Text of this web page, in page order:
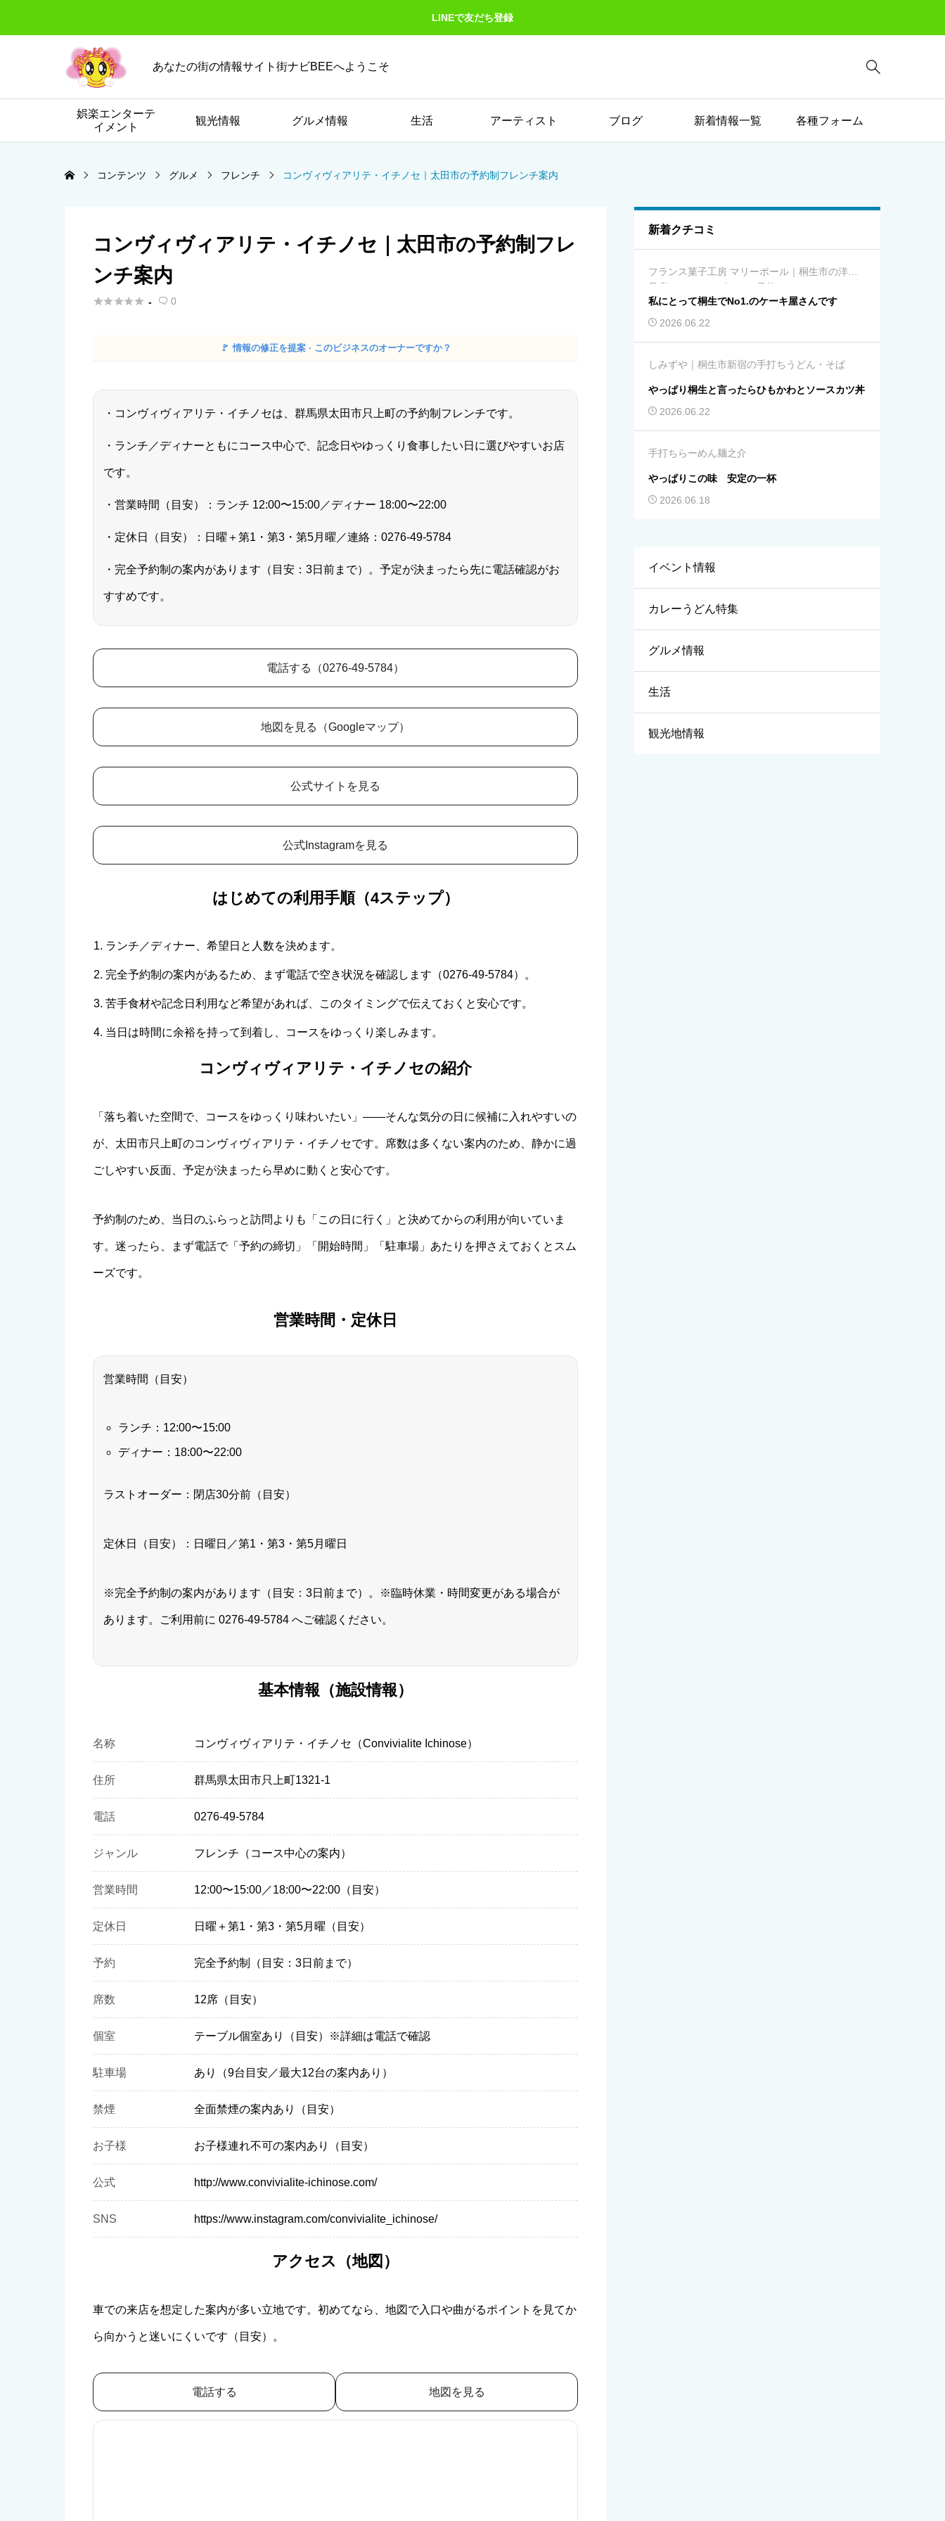
LINEで友だち登録
あなたの街の情報サイト街ナビBEEへようこそ 
娯楽エンターテ
イメント
観光情報 グルメ情報 生活 アーティスト ブログ 新着情報一覧 各種フォーム
コンテンツ グルメ フレンチ コンヴィヴィアリテ・イチノセ｜太田市の予約制フレンチ案内
コンヴィヴィアリテ・イチノセ｜太田市の予約制フレ
ンチ案内
 -  0
🚩 情報の修正を提案 · このビジネスのオーナーですか？
・コンヴィヴィアリテ・イチノセは、群馬県太田市只上町の予約制フレンチです。
・ランチ／ディナーともにコース中心で、記念日やゆっくり食事したい日に選びやすいお店
です。
・営業時間（目安）：ランチ 12:00〜15:00／ディナー 18:00〜22:00
・定休日（目安）：日曜＋第1・第3・第5月曜／連絡：0276-49-5784
・完全予約制の案内があります（目安：3日前まで）。予定が決まったら先に電話確認がお
すすめです。
電話する（0276-49-5784）
地図を見る（Googleマップ）
公式サイトを見る
公式Instagramを見る
はじめての利用手順（4ステップ）
ランチ／ディナー、希望日と人数を決めます。
完全予約制の案内があるため、まず電話で空き状況を確認します（0276-49-5784）。
苦手食材や記念日利用など希望があれば、このタイミングで伝えておくと安心です。
当日は時間に余裕を持って到着し、コースをゆっくり楽しみます。
コンヴィヴィアリテ・イチノセの紹介
「落ち着いた空間で、コースをゆっくり味わいたい」――そんな気分の日に候補に入れやすいの
が、太田市只上町のコンヴィヴィアリテ・イチノセです。席数は多くない案内のため、静かに過
ごしやすい反面、予定が決まったら早めに動くと安心です。
予約制のため、当日のふらっと訪問よりも「この日に行く」と決めてからの利用が向いていま
す。迷ったら、まず電話で「予約の締切」「開始時間」「駐車場」あたりを押さえておくとスム
ーズです。
営業時間・定休日
営業時間（目安）
ランチ：12:00〜15:00
ディナー：18:00〜22:00
ラストオーダー：閉店30分前（目安）
定休日（目安）：日曜日／第1・第3・第5月曜日
※完全予約制の案内があります（目安：3日前まで）。※臨時休業・時間変更がある場合が
あります。ご利用前に 0276-49-5784 へご確認ください。
基本情報（施設情報）
名称 コンヴィヴィアリテ・イチノセ（Convivialite Ichinose）
住所 群馬県太田市只上町1321-1
電話 0276-49-5784
ジャンル フレンチ（コース中心の案内）
営業時間 12:00〜15:00／18:00〜22:00（目安）
定休日 日曜＋第1・第3・第5月曜（目安）
予約 完全予約制（目安：3日前まで）
席数 12席（目安）
個室 テーブル個室あり（目安）※詳細は電話で確認
駐車場 あり（9台目安／最大12台の案内あり）
禁煙 全面禁煙の案内あり（目安）
お子様 お子様連れ不可の案内あり（目安）
公式 http://www.convivialite-ichinose.com/
SNS https://www.instagram.com/convivialite_ichinose/
アクセス（地図）
車での来店を想定した案内が多い立地です。初めてなら、地図で入口や曲がるポイントを見てか
ら向かうと迷いにくいです（目安）。
電話する 地図を見る
新着クチコミ
フランス菓子工房 マリーポール｜桐生市の洋菓
子店（ケーキ・ギフト・予約）
私にとって桐生でNo1.のケーキ屋さんです
2026.06.22
しみずや｜桐生市新宿の手打ちうどん・そば
やっぱり桐生と言ったらひもかわとソースカツ丼
2026.06.22
手打ちらーめん麺之介
やっぱりこの味 安定の一杯
2026.06.18
イベント情報
カレーうどん特集
グルメ情報
生活
観光地情報